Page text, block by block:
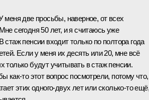
меня две просьбы, наверное, от всех
сегодня 50 лет, и я считаюсь уже
стаж пенсии входит только по полтора года
Если у меня их десять или 20, мне всё
только будут учитывать в стаж пенсии.
как-то этот вопрос посмотрели, потому что,
этих одного-двух лет или сколько-то ещё,